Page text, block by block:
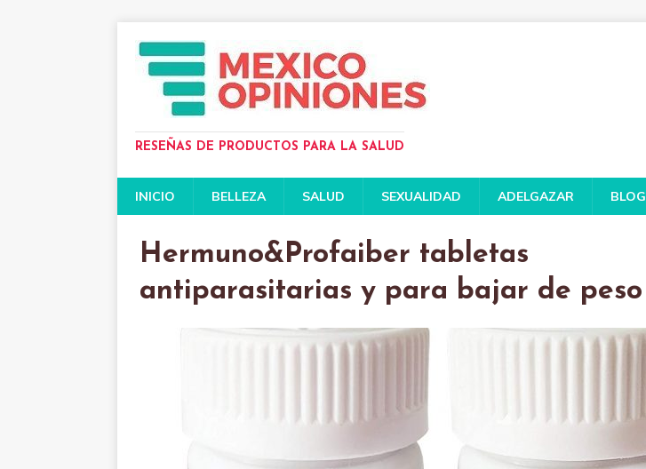
RESEÑAS DE PRODUCTOS PARA LA SALUD
INICIO BELLEZA SALUD SEXUALIDAD ADELGAZAR BLOG
Hermuno&Profaiber tabletas
antiparasitarias y para bajar de peso